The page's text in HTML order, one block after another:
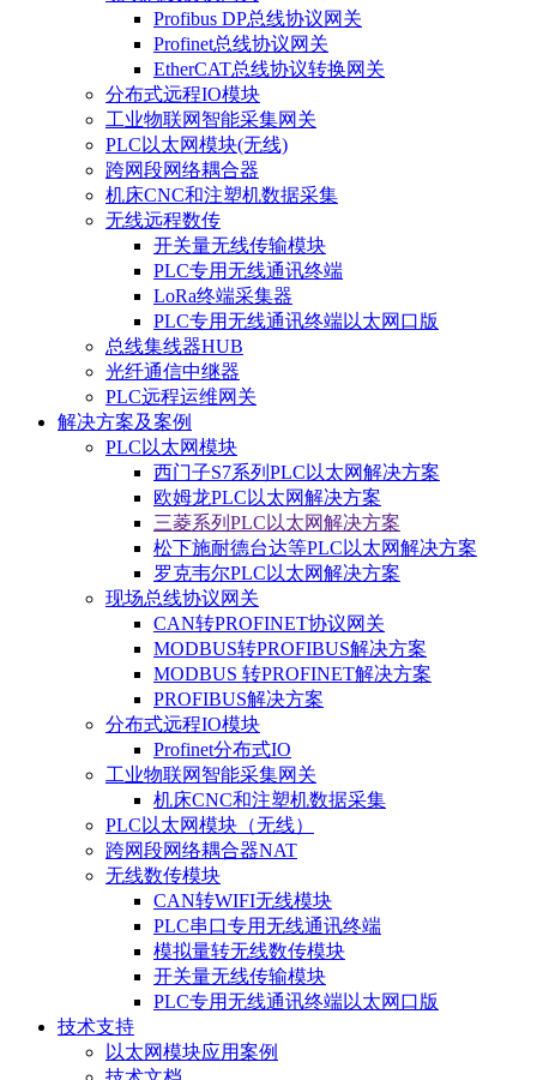
Profibus DP总线协议网关
Profinet总线协议网关
EtherCAT总线协议转换网关
分布式远程IO模块
工业物联网智能采集网关
PLC以太网模块(无线)
跨网段网络耦合器
机床CNC和注塑机数据采集
无线远程数传
开关量无线传输模块
PLC专用无线通讯终端
LoRa终端采集器
PLC专用无线通讯终端以太网口版
总线集线器HUB
光纤通信中继器
PLC远程运维网关
解决方案及案例
PLC以太网模块
西门子S7系列PLC以太网解决方案
欧姆龙PLC以太网解决方案
三菱系列PLC以太网解决方案
松下施耐德台达等PLC以太网解决方案
罗克韦尔PLC以太网解决方案
现场总线协议网关
CAN转PROFINET协议网关
MODBUS转PROFIBUS解决方案
MODBUS 转PROFINET解决方案
PROFIBUS解决方案
分布式远程IO模块
Profinet分布式IO
工业物联网智能采集网关
机床CNC和注塑机数据采集
PLC以太网模块（无线）
跨网段网络耦合器NAT
无线数传模块
CAN转WIFI无线模块
PLC串口专用无线通讯终端
模拟量转无线数传模块
开关量无线传输模块
PLC专用无线通讯终端以太网口版
技术支持
以太网模块应用案例